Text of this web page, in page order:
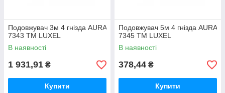
Подовжувач 3м 4 гнізда AURA
7343 ТМ LUXEL
В наявності
1 931,91 ₴
Купити
Подовжувач 5м 4 гнізда AURA
7345 ТМ LUXEL
В наявності
378,44 ₴
Купити